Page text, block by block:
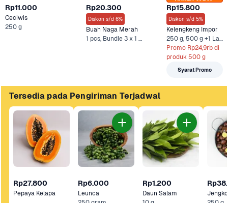
Rp11.000
Ceciwis
250 g
Rp20.300
Diskon s/d 6%
Buah Naga Merah
1 pcs, Bundle 3 x 1 pcs +1 Lainnya
Rp15.800
Diskon s/d 5%
Kelengkeng Impor
250 g, 500 g +1 Lainnya
Promo Rp24,9rb di
produk 500 g
Syarat Promo
Tersedia pada Pengiriman Terjadwal
Rp27.800
Pepaya Kelapa
Rp6.000
Leunca
Rp1.200
Daun Salam